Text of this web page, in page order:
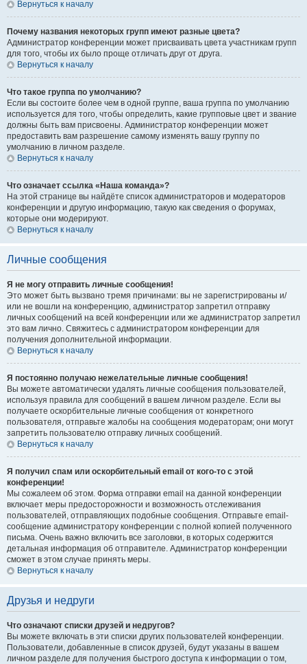
Вернуться к началу
Почему названия некоторых групп имеют разные цвета?
Администратор конференции может присваивать цвета участникам групп
для того, чтобы их было проще отличать друг от друга.
Вернуться к началу
Что такое группа по умолчанию?
Если вы состоите более чем в одной группе, ваша группа по умолчанию
используется для того, чтобы определить, какие групповые цвет и звание
должны быть вам присвоены. Администратор конференции может
предоставить вам разрешение самому изменять вашу группу по
умолчанию в личном разделе.
Вернуться к началу
Что означает ссылка «Наша команда»?
На этой странице вы найдёте список администраторов и модераторов
конференции и другую информацию, такую как сведения о форумах,
которые они модерируют.
Вернуться к началу
Личные сообщения
Я не могу отправить личные сообщения!
Это может быть вызвано тремя причинами: вы не зарегистрированы и/
или не вошли на конференцию, администратор запретил отправку
личных сообщений на всей конференции или же администратор запретил
это вам лично. Свяжитесь с администратором конференции для
получения дополнительной информации.
Вернуться к началу
Я постоянно получаю нежелательные личные сообщения!
Вы можете автоматически удалять личные сообщения пользователей,
используя правила для сообщений в вашем личном разделе. Если вы
получаете оскорбительные личные сообщения от конкретного
пользователя, отправьте жалобы на сообщения модераторам; они могут
запретить пользователю отправку личных сообщений.
Вернуться к началу
Я получил спам или оскорбительный email от кого-то с этой
конференции!
Мы сожалеем об этом. Форма отправки email на данной конференции
включает меры предосторожности и возможность отслеживания
пользователей, отправляющих подобные сообщения. Отправьте email-
сообщение администратору конференции с полной копией полученного
письма. Очень важно включить все заголовки, в которых содержится
детальная информация об отправителе. Администратор конференции
сможет в этом случае принять меры.
Вернуться к началу
Друзья и недруги
Что означают списки друзей и недругов?
Вы можете включать в эти списки других пользователей конференции.
Пользователи, добавленные в список друзей, будут указаны в вашем
личном разделе для получения быстрого доступа к информации о том,